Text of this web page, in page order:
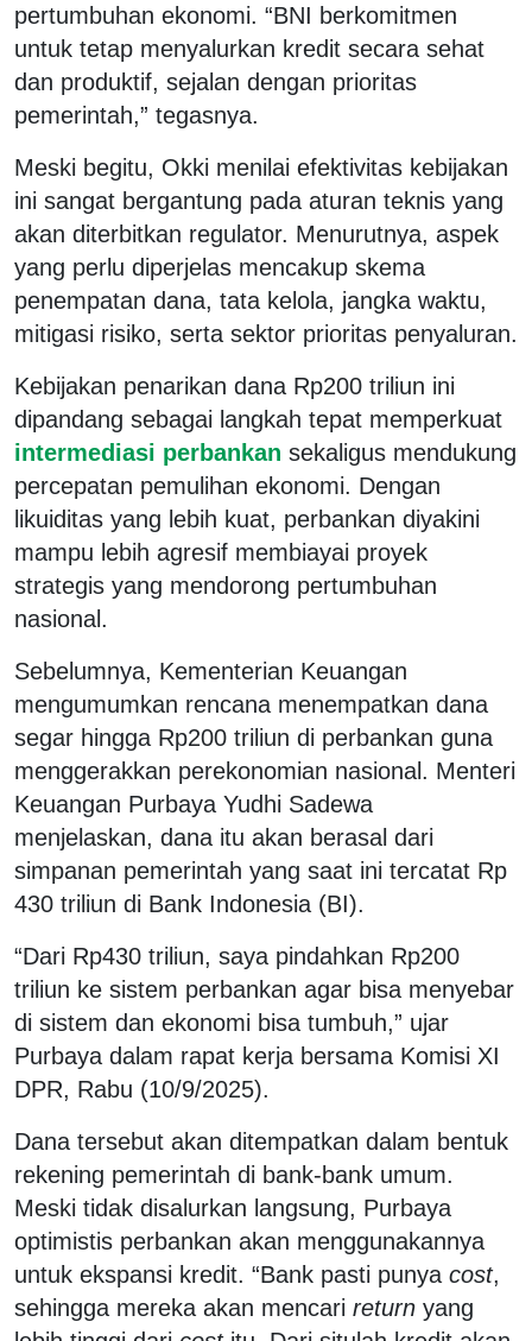
pertumbuhan ekonomi. “BNI berkomitmen
untuk tetap menyalurkan kredit secara sehat
dan produktif, sejalan dengan prioritas
pemerintah,” tegasnya.
Meski begitu, Okki menilai efektivitas kebijakan
ini sangat bergantung pada aturan teknis yang
akan diterbitkan regulator. Menurutnya, aspek
yang perlu diperjelas mencakup skema
penempatan dana, tata kelola, jangka waktu,
mitigasi risiko, serta sektor prioritas penyaluran.
Kebijakan penarikan dana Rp200 triliun ini
dipandang sebagai langkah tepat memperkuat
intermediasi perbankan sekaligus mendukung
percepatan pemulihan ekonomi. Dengan
likuiditas yang lebih kuat, perbankan diyakini
mampu lebih agresif membiayai proyek
strategis yang mendorong pertumbuhan
nasional.
Sebelumnya, Kementerian Keuangan
mengumumkan rencana menempatkan dana
segar hingga Rp200 triliun di perbankan guna
menggerakkan perekonomian nasional. Menteri
Keuangan Purbaya Yudhi Sadewa
menjelaskan, dana itu akan berasal dari
simpanan pemerintah yang saat ini tercatat Rp
430 triliun di Bank Indonesia (BI).
“Dari Rp430 triliun, saya pindahkan Rp200
triliun ke sistem perbankan agar bisa menyebar
di sistem dan ekonomi bisa tumbuh,” ujar
Purbaya dalam rapat kerja bersama Komisi XI
DPR, Rabu (10/9/2025).
Dana tersebut akan ditempatkan dalam bentuk
rekening pemerintah di bank-bank umum.
Meski tidak disalurkan langsung, Purbaya
optimistis perbankan akan menggunakannya
untuk ekspansi kredit. “Bank pasti punya cost,
sehingga mereka akan mencari return yang